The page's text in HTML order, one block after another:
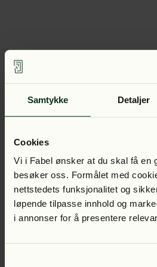
Samtykke Detaljer
Cookies
Vi i Fabel ønsker at du skal få en
besøker oss. Formålet med
nettstedets funksjonalitet og
løpende tilpasse innhold og
i annonser for å presentere